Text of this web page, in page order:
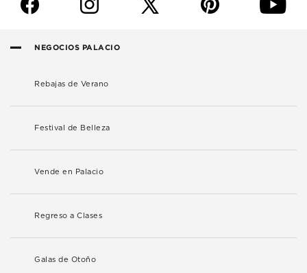
f i p y
NEGOCIOS PALACIO
Rebajas de Verano
Festival de Belleza
Vende en Palacio
Regreso a Clases
Galas de Otoño